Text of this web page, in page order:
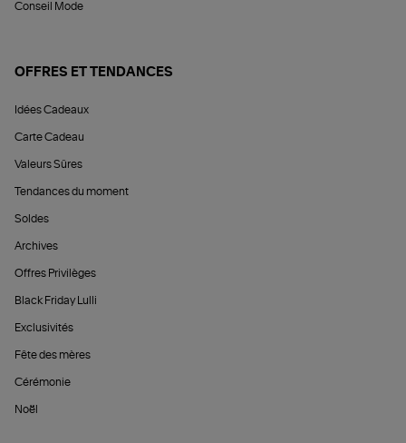
Conseil Mode
OFFRES ET TENDANCES
Idées Cadeaux
Carte Cadeau
Valeurs Sûres
Tendances du moment
Soldes
Archives
Offres Privilèges
Black Friday Lulli
Exclusivités
Fête des mères
Cérémonie
Noël